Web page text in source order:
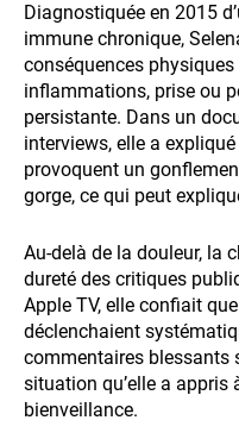
Diagnostiquée en 2015
immune chronique,
conséquences
inflammations, prise ou
persistante. Dans un
interviews, elle a
provoquent un
gorge, ce qui peut
Au-delà de la douleur, la
dureté des critiques
Apple TV, elle confiait
déclenchaient
commentaires blessants
situation qu’elle a appris
bienveillance.